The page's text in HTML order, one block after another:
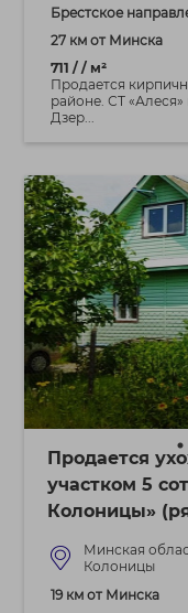
Брестское
27 км от Минска
711 / / м²
Продается
районе. СТ
Дзер...
Продается
участком 5
Колоницы»
Минская
Колоницы
19 км от Минска